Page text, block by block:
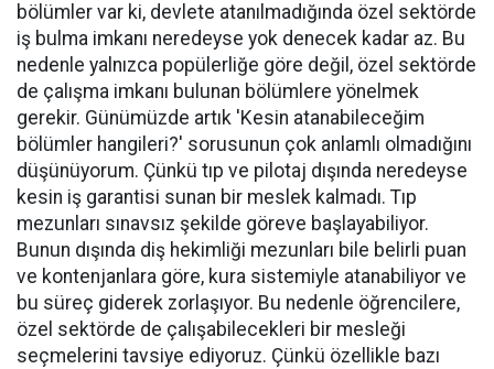
bölümler var ki, devlete atanılmadığında özel sektörde
iş bulma imkanı neredeyse yok denecek kadar az. Bu
nedenle yalnızca popülerliğe göre değil, özel sektörde
de çalışma imkanı bulunan bölümlere yönelmek
gerekir. Günümüzde artık 'Kesin atanabileceğim
bölümler hangileri?' sorusunun çok anlamlı olmadığını
düşünüyorum. Çünkü tıp ve pilotaj dışında neredeyse
kesin iş garantisi sunan bir meslek kalmadı. Tıp
mezunları sınavsız şekilde göreve başlayabiliyor.
Bunun dışında diş hekimliği mezunları bile belirli puan
ve kontenjanlara göre, kura sistemiyle atanabiliyor ve
bu süreç giderek zorlaşıyor. Bu nedenle öğrencilere,
özel sektörde de çalışabilecekleri bir mesleği
seçmelerini tavsiye ediyoruz. Çünkü özellikle bazı